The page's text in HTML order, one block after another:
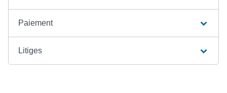
Paiement
Litiges